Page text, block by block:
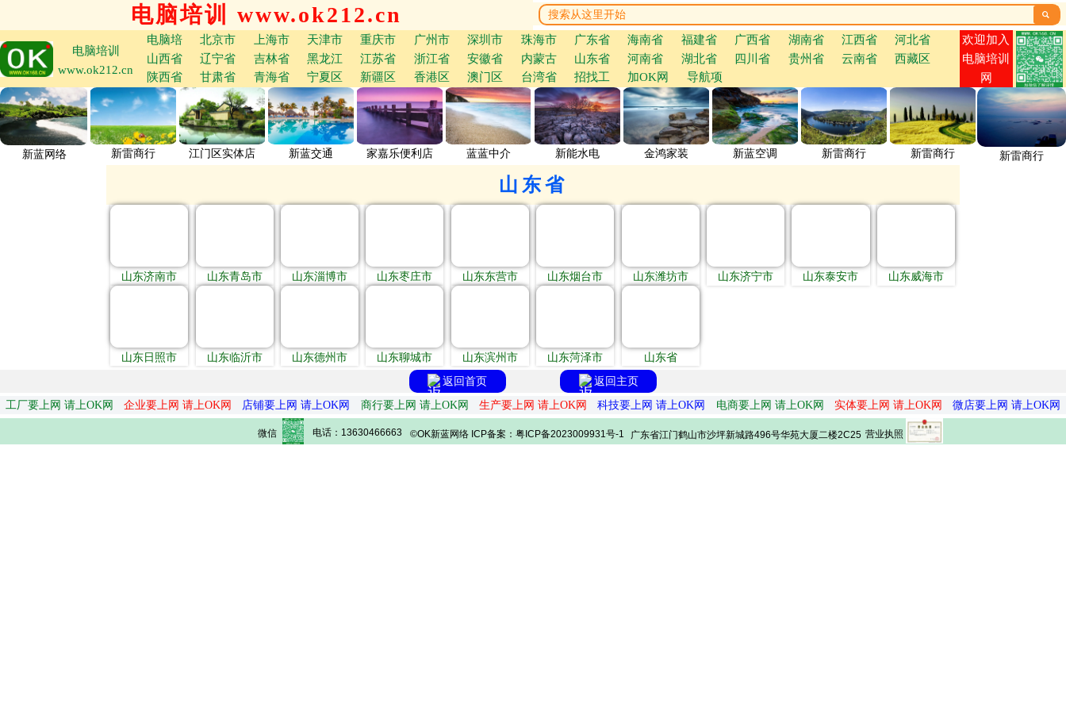
电脑培训 www.ok212.cn 
电脑培训
www.ok212.cn
电脑培 北京市 上海市 天津市 重庆市 广州市 深圳市 珠海市 广东省 海南省 福建省 广西省 湖南省 江西省
河北省
山西省
辽宁省 吉林省 黑龙江 江苏省 浙江省 安徽省 内蒙古 山东省 河南省 湖北省 四川省 贵州省 云南省
西藏区
陕西省
甘肃省 青海省 宁夏区 新疆区 香港区 澳门区 台湾省 招找工 加OK网 导航项
欢迎加入
电脑培训
网
新蓝网络 新雷商行 江门区实体店 新蓝交通 家嘉乐便利店 蓝蓝中介 新能水电 金鸿家装 新蓝空调 新雷商行 新雷商行 新雷商行
山东省
山东济南市 山东青岛市 山东淄博市 山东枣庄市 山东东营市 山东烟台市 山东潍坊市 山东济宁市 山东泰安市 山东威海市
山东日照市 山东临沂市 山东德州市 山东聊城市 山东滨州市 山东菏泽市
山东省
返回首页
返回主页
工厂要上网 请上OK网
企业要上网 请上OK网 店铺要上网 请上OK网 商行要上网 请上OK网 生产要上网 请上OK网 科技要上网 请上OK网 电商要上网 请上OK网 实体要上网 请上OK网 微店要上网 请上OK网
微信 电话：13630466663 ©OK新蓝网络 ICP备案：粤ICP备2023009931号-1 广东省江门鹤山市沙坪新城路496号华苑大厦二楼2C25 营业执照